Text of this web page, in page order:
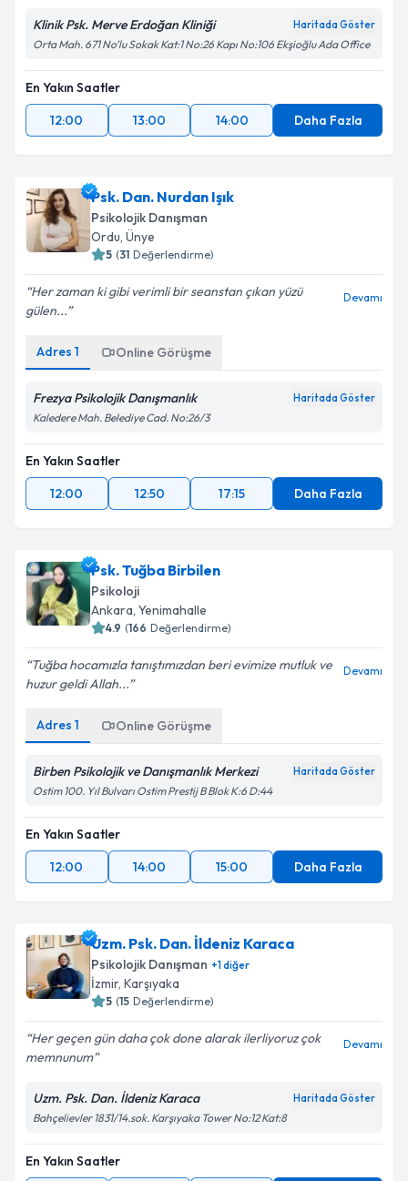
Klinik Psk. Merve Erdoğan Kliniği
Orta Mah. 671 No’lu Sokak Kat:1 No:26 Kapı No:106 Ekşioğlu Ada Office
En Yakın Saatler
12:00
13:00 14:00 Daha Fazla
Psk. Dan. Nurdan Işık
Psikolojik Danışman
Ordu,Ünye
( Değerlendirme)
Her zaman ki gibi verimli bir seanstan çıkan yüzü
gülen...
Adres 1 Online Görüşme
Frezya Psikolojik Danışmanlık
Kaledere Mah. Belediye Cad. No:26/3
En Yakın Saatler
12:00
12:50 17:15 Daha Fazla
Psk. Tuğba Birbilen
Psikoloji
Ankara, Yenimahalle
( Değerlendirme)
Tuğba hocamızla tanıştımızdan beri evimize mutluk ve
huzur geldi Allah...
Adres 1 Online Görüşme
Birben Psikolojik ve Danışmanlık Merkezi
Ostim 100. Yıl Bulvarı Ostim Prestij B Blok K:6 D:44
En Yakın Saatler
12:00
14:00 15:00 Daha Fazla
Uzm. Psk. Dan. İldeniz Karaca
Psikolojik Danışman diğer
İzmir,Karşıyaka
( Değerlendirme)
Her geçen gün daha çok done alarak ilerliyoruz çok
memnunum
Uzm. Psk. Dan. İldeniz Karaca
Bahçelievler 1831/14.sok. Karşıyaka Tower No:12 Kat:8
En Yakın Saatler